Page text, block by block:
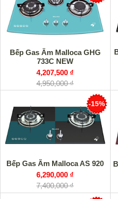
Bếp Gas Âm Malloca GHG
733C NEW
4,207,500 ₫
4,950,000 ₫
Bếp Gas Âm Malloca AS 920
6,290,000 ₫
7,400,000 ₫
-15%